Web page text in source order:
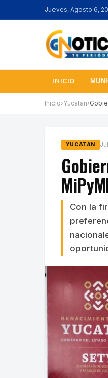
Jueves, Agosto 6,
INICIO
Inicio›Yucatan›
YUCATAN
Con la